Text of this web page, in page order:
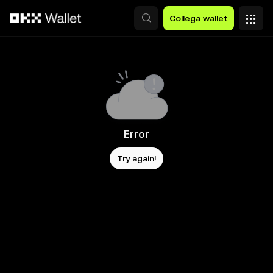
Collega wallet
Error
Try again!